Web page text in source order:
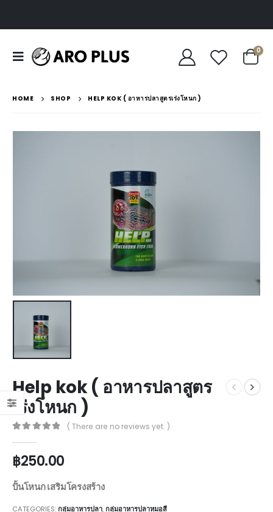
0
HOME SHOP HELP KOK ( อาหารปลาสูตรเร่งโหนก )
Help kok ( อาหารปลาสูตร
เร่งโหนก )
( There are no reviews yet. )
฿250.00
ปั้นโหนก เสริมโครงสร้าง
CATEGORIES:กลุ่มอาหารปลา,กลุ่มอาหารปลาหมอสี